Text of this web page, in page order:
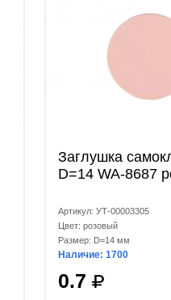
Заглушка
D=14 WA-8687
Артикул: УТ-00003305
Цвет: розовый
Размер: D=14 мм
Наличие: 1700
0.7